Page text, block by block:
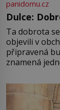
panidomu.cz
Dulce:
Ta dobrota
objevili v
připravená
znamená
pře hned
Francie, kde